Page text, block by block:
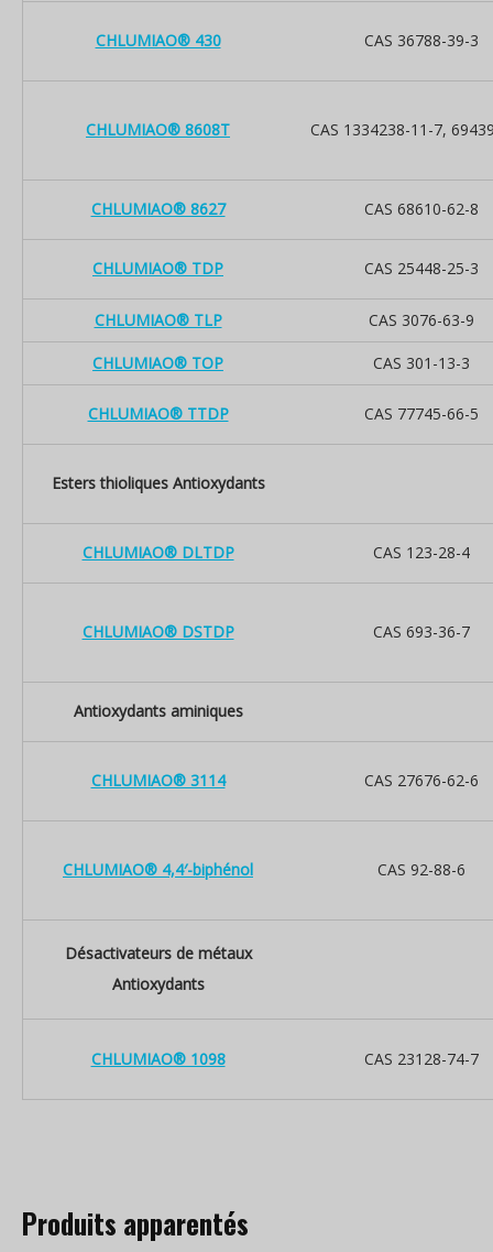
CHLUMIAO® 430 CAS 36788-39-3
CHLUMIAO® 8608T CAS 1334238-11-7,
CHLUMIAO® 8627 CAS 68610-62-8
CHLUMIAO® TDP CAS 25448-25-3
CHLUMIAO® TLP CAS 3076-63-9
CHLUMIAO® TOP CAS 301-13-3
CHLUMIAO® TTDP CAS 77745-66-5
Esters thioliques Antioxydants
CHLUMIAO® DLTDP CAS 123-28-4
CHLUMIAO® DSTDP CAS 693-36-7
Antioxydants aminiques
CHLUMIAO® 3114 CAS 27676-62-6
CHLUMIAO® 4,4′-biphénol CAS 92-88-6
Désactivateurs de métaux
Antioxydants
CHLUMIAO® 1098 CAS 23128-74-7
Produits apparentés